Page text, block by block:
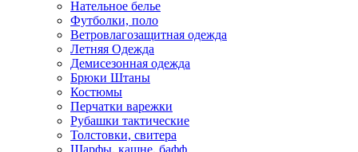
Нательное белье
Футболки, поло
Ветровлагозащитная одежда
Летняя Одежда
Демисезонная одежда
Брюки Штаны
Костюмы
Перчатки варежки
Рубашки тактические
Толстовки, свитера
Шарфы, кашне, бафф